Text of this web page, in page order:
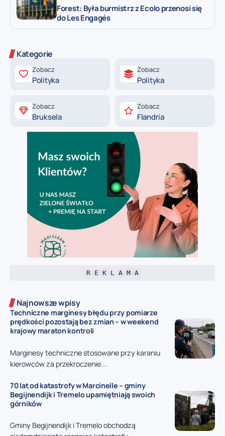
Forest: Była burmistrz z Ecolo przenosi się
do Les Engagés
Kategorie
Zobacz
Polityka
Zobacz
Polityka
Zobacz
Bruksela
Zobacz
Flandria
R E K L A M A
Najnowsze wpisy
Techniczne marginesy błędu przy pomiarze
prędkości pozostają bez zmian – w weekend
krajowy maraton kontroli
Marginesy techniczne stosowane przy karaniu
kierowców za przekroczenie...
70 lat od katastrofy w Marcinelle – gminy
Begijnendijk i Tremelo upamiętniają swoich
górników
Gminy Begijnendijk i Tremelo obchodzą